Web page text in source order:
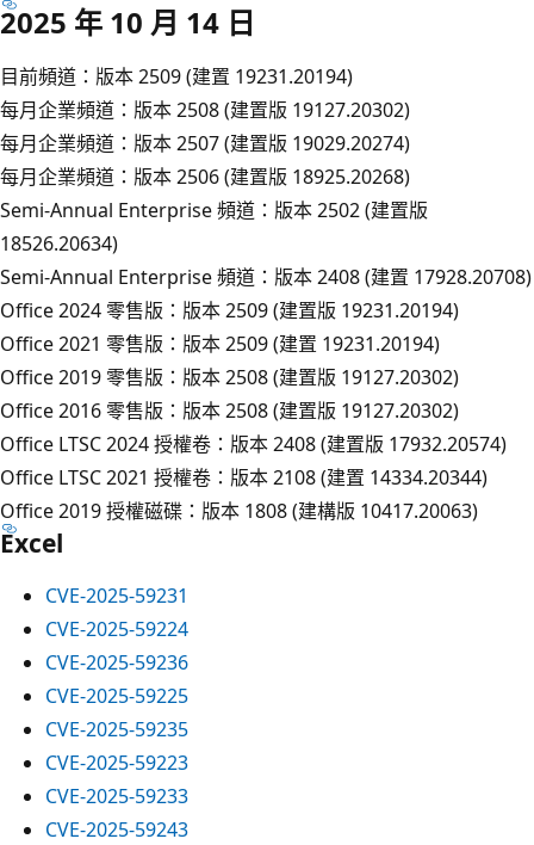
2025 年 10 月 14 日
目前頻道：版本 2509 (建置 19231.20194)
每月企業頻道：版本 2508 (建置版 19127.20302)
每月企業頻道：版本 2507 (建置版 19029.20274)
每月企業頻道：版本 2506 (建置版 18925.20268)
Semi-Annual Enterprise 頻道：版本 2502 (建置版
18526.20634)
Semi-Annual Enterprise 頻道：版本 2408 (建置 17928.20708)
Office 2024 零售版：版本 2509 (建置版 19231.20194)
Office 2021 零售版：版本 2509 (建置 19231.20194)
Office 2019 零售版：版本 2508 (建置版 19127.20302)
Office 2016 零售版：版本 2508 (建置版 19127.20302)
Office LTSC 2024 授權卷：版本 2408 (建置版 17932.20574)
Office LTSC 2021 授權卷：版本 2108 (建置 14334.20344)
Office 2019 授權磁碟：版本 1808 (建構版 10417.20063)
Excel
CVE-2025-59231
CVE-2025-59224
CVE-2025-59236
CVE-2025-59225
CVE-2025-59235
CVE-2025-59223
CVE-2025-59233
CVE-2025-59243